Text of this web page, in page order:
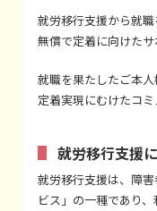
就労移行支援から就
無償で定着に向けたサ
就職を果たしたご本
定着実現にむけたコミ
就労移行支援
就労移行支援は、障
ビス」の一種であり